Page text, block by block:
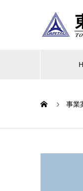
事業